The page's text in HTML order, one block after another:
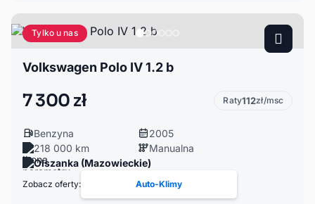
Tylko u nas
Volkswagen Polo IV 1.2 b
7 300 zł Raty112zł/msc
Benzyna
2005
218 000 km
Manualna
Olszanka (Mazowieckie)
Zobacz oferty: Auto-Klimy